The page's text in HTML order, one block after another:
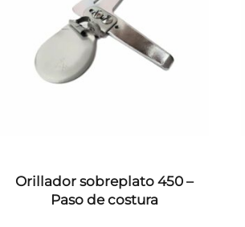
Orillador sobreplato 450 –
Paso de costura